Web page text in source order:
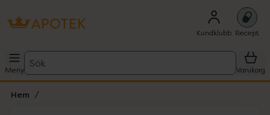
Kundklubb Recept
Meny
Sök
Varukorg
Hem